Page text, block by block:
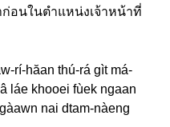
อนในตำแหน่งเจ้าหน้าที่
rí-hăan thú-rá gìt má-
láe khooei fùek ngaan
nai dtam-nàeng